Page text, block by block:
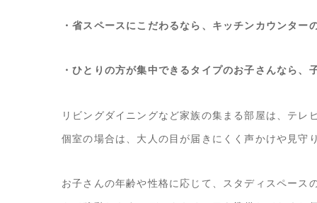
・省スペースにこだわるなら、キッチンカウンタ
・ひとりの方が集中できるタイプのお子さんなら、
リビングダイニングなど家族の集まる部屋は、テ
個室の場合は、大人の目が届きにくく声かけや見守
お子さんの年齢や性格に応じて、スタディスペー